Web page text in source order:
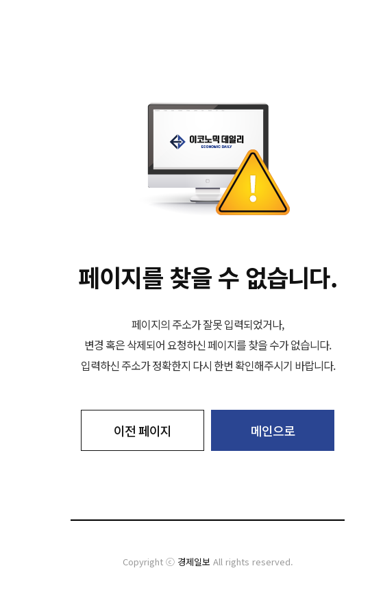
페이지를 찾을 수 없습니다.
페이지의 주소가 잘못 입력되었거나,
변경 혹은 삭제되어 요청하신 페이지를 찾을 수가 없습니다.
입력하신 주소가 정확한지 다시 한번 확인해주시기 바랍니다.
이전 페이지 메인으로
Copyright ⓒ 경제일보 All rights reserved.